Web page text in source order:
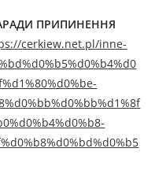
ПРИПИНЕННЯ
cerkiew.net.pl/inne-